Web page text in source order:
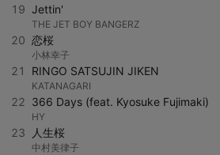
19 Jettin'
THE JET BOY BANGERZ
20 恋桜
小林幸子
21 RINGO SATSUJIN JIKEN
KATANAGARI
22 366 Days (feat. Kyosuke Fujimaki)
HY
23 人生桜
中村美律子